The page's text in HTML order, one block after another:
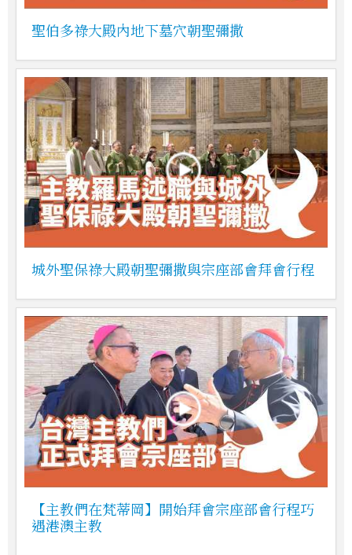
聖伯多祿大殿內地下墓穴朝聖彌撒
城外聖保祿大殿朝聖彌撒與宗座部會拜會行程
【主教們在梵蒂岡】開始拜會宗座部會行程巧
遇港澳主教